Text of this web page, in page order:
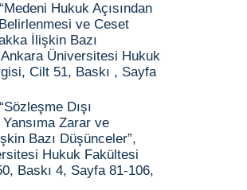
Hukuk Açısından
ve Ceset
İlişkin Bazı
Üniversitesi Hukuk
Cilt 51, Baskı , Sayfa
Dışı
Zarar ve
Bazı Düşünceler”,
Hukuk Fakültesi
Baskı 4, Sayfa 81-106,